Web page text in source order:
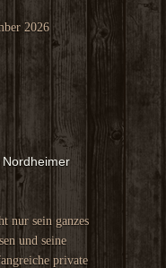
2026
Nordheimer
nur sein ganzes
und seine
private